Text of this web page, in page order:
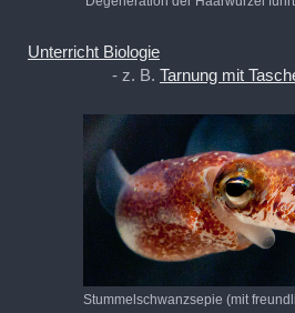
Unterricht Biologie
- z. B. Tarnung mit
Stummelschwanzsepie (mit